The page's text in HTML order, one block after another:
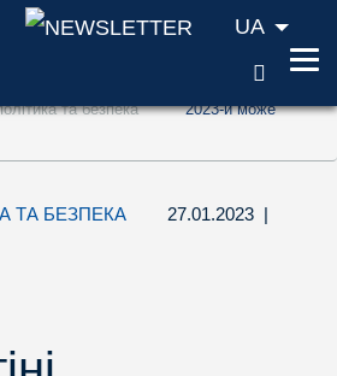
(ключ доступу '1')
(ключ доступу '2')
UA
та безпека
2023-й може
ТА БЕЗПЕКА 27.01.2023 |